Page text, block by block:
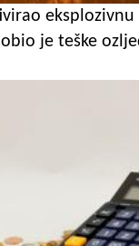
je teške